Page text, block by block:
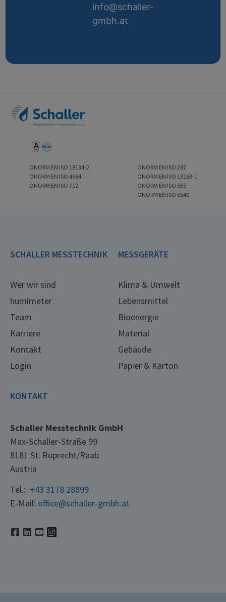
info@schaller-
gmbh.at
ONORM EN ISO 18134-2
ONORM EN ISO 4684
ONORM EN ISO 712
ONORM EN ISO 287
ONORM EN ISO 13183-1
ONORM EN ISO 665
ONORM EN ISO 6540
SCHALLER MESSTECHNIK
Wer wir sind
humimeter
Team
Karriere
Kontakt
Login
MESSGERÄTE
Klima & Umwelt
Lebensmittel
Bioenergie
Material
Gebäude
Papier & Karton
KONTAKT
Schaller Messtechnik GmbH
Max-Schaller-Straße 99
8181 St. Ruprecht/Raab
Austria
Tel.: +43 3178 28899
E-Mail: office@schaller-gmbh.at